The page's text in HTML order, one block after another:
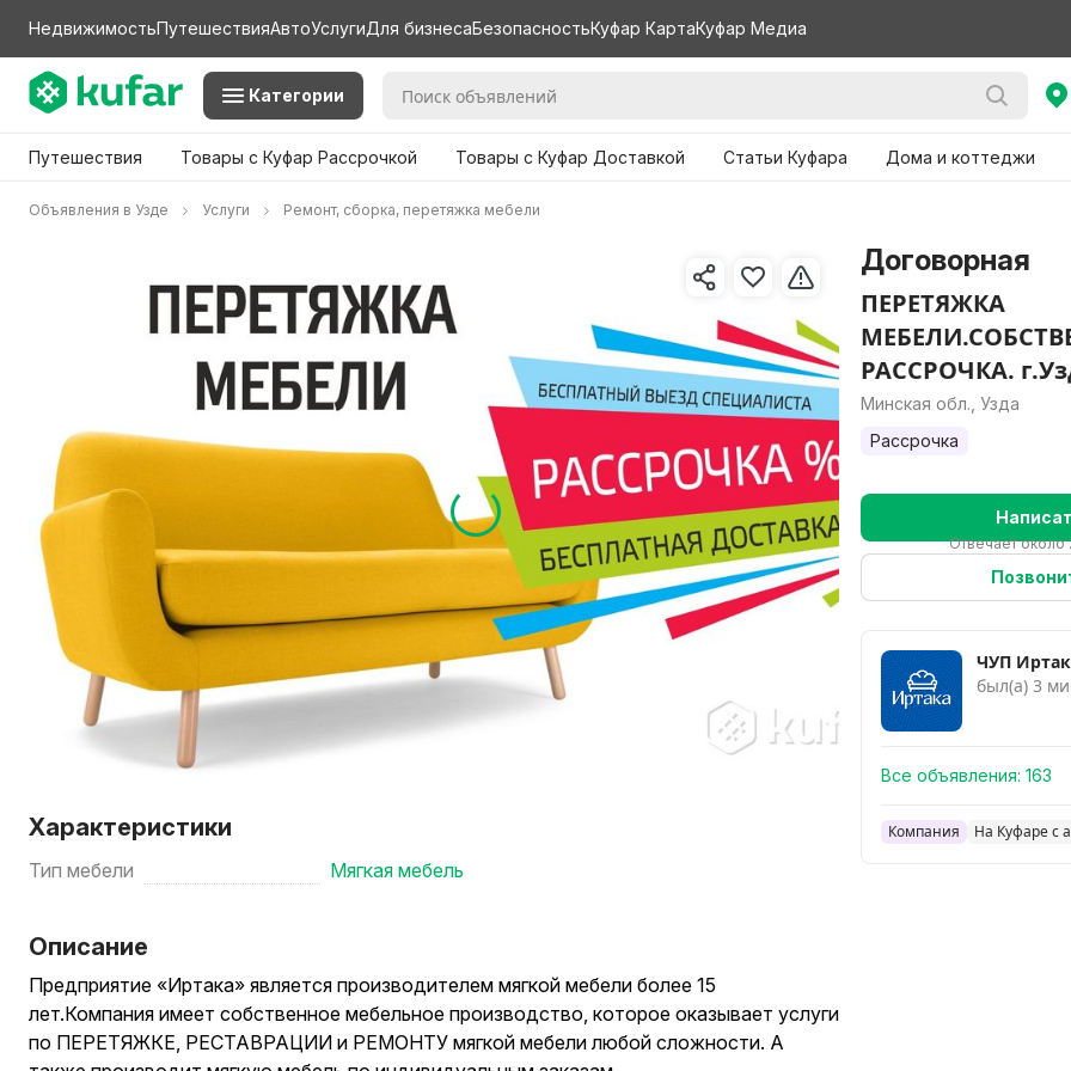
НедвижимостьПутешествияАвтоУслугиДля бизнесаБезопасностьКуфар КартаКуфар Медиа
Категории
Путешествия Товары с Куфар Рассрочкой Товары с Куфар Доставкой Статьи Куфара Дома и коттеджи
Объявления в Узде Услуги Ремонт, сборка, перетяжка мебели
Характеристики
Тип мебели Мягкая мебель
Описание
Предприятие «Иртака» является производителем мягкой мебели более 15
лет.Компания имеет собственное мебельное производство, которое оказывает услуги
по ПЕРЕТЯЖКЕ, РЕСТАВРАЦИИ и РЕМОНТУ мягкой мебели любой сложности. А
Договорная
ПЕРЕТЯЖКА
РАССРОЧКА.
Минская обл., Узда
Рассрочка
Отвечает около
ЧУП
был(а) 3
Все объявления: 163
Компания На Куфаре с